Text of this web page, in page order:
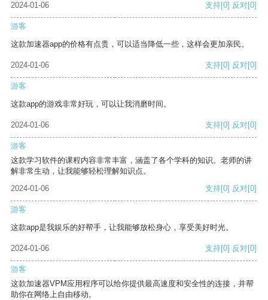
2024-01-06 支持[0] 反对[0]
游客
这款加速器app的价格有点贵，可以适当降低一些，这样会更加亲民。
2024-01-06 支持[0] 反对[0]
游客
这款app的游戏非常好玩，可以让我消磨时间。
2024-01-06 支持[0] 反对[0]
游客
这款学习软件的课程内容非常丰富，涵盖了各个学科的知识。老师的讲
解非常生动，让我能够轻松理解知识点。
2024-01-06
支持[0] 反对[0]
游客
这款app是我娱乐的好帮手，让我能够放松身心，享受美好时光。
2024-01-06 支持[0] 反对[0]
游客
这款加速器VPM应用程序可以给你提供最高速度和安全性的连接，并帮
助你在网络上自由移动。